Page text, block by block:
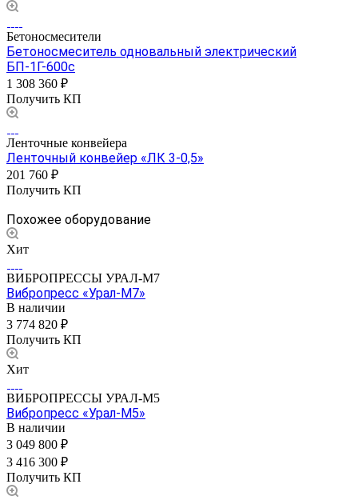
Бетоносмесители
Бетоносмеситель одновальный электрический
БП-1Г-600с
1 308 360 ₽
Получить КП
Ленточные конвейера
Ленточный конвейер «ЛК 3-0,5»
201 760 ₽
Получить КП
Похожее оборудование
Хит
ВИБРОПРЕССЫ УРАЛ-М7
Вибропресс «Урал-М7»
В наличии
3 774 820 ₽
Получить КП
Хит
ВИБРОПРЕССЫ УРАЛ-М5
Вибропресс «Урал-М5»
В наличии
3 049 800 ₽
3 416 300 ₽
Получить КП